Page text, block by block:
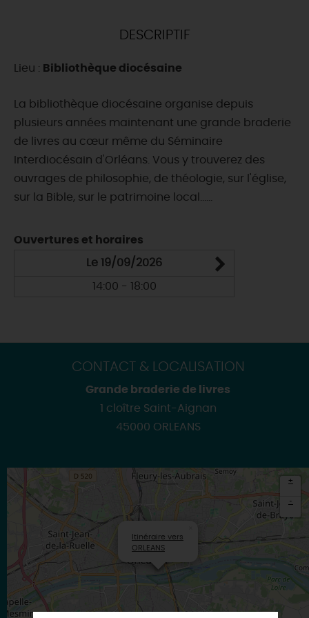
DEMAIN
CETTE SEMAINE
TOUT L'AGENDA
DESCRIPTIF
Lieu : Bibliothèque diocésaine
La bibliothèque diocésaine organise depuis
plusieurs années maintenant une grande braderie
de livres au cœur même du Séminaire
Interdiocésain d'Orléans. Vous y trouverez des
ouvrages de philosophie, de théologie, sur l'église,
sur la Bible, sur le patrimoine local......
Ouvertures et horaires
Le 19/09/2026
14:00 - 18:00
CONTACT & LOCALISATION
Grande braderie de livres
1 cloître Saint-Aignan
45000 ORLEANS
Itinéraire vers
ORLEANS
+
-